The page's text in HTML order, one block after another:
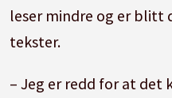
leser mindre og er blitt
tekster.
– Jeg er redd for at det